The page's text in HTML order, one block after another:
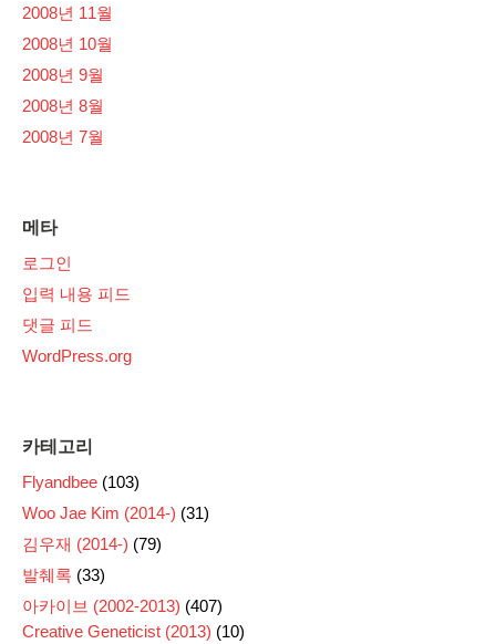
2008년 11월
2008년 10월
2008년 9월
2008년 8월
2008년 7월
메타
로그인
입력 내용 피드
댓글 피드
WordPress.org
카테고리
Flyandbee (103)
Woo Jae Kim (2014-) (31)
김우재 (2014-) (79)
발췌록 (33)
아카이브 (2002-2013) (407)
Creative Geneticist (2013) (10)